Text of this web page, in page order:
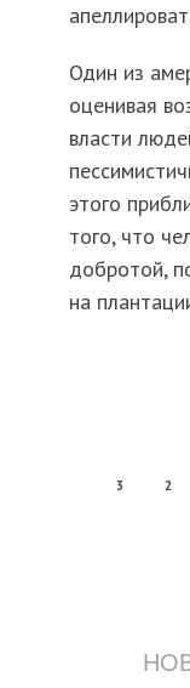
Один из
оценивая
власти
этого
того, что
добротой,
на
3 2